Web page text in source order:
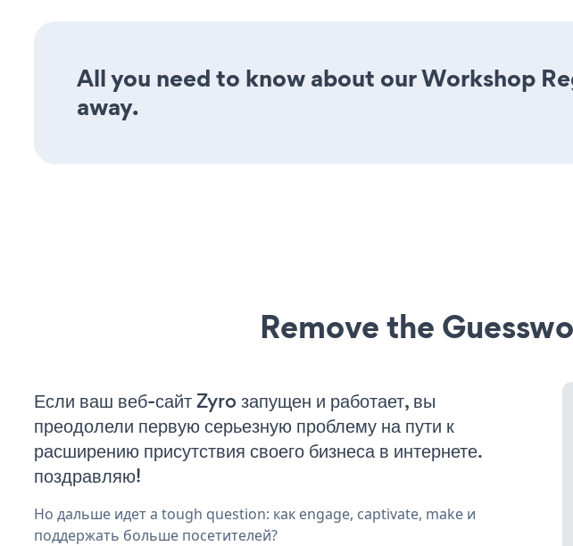
All you need to know about our Workshop
away.
Remove the
Если ваш веб-сайт Zyro запущен и работает, вы
преодолели первую серьезную проблему на пути к
расширению присутствия своего бизнеса в интернете.
поздравляю!
Но дальше идет a tough question: как engage, captivate, make и
поддержать больше посетителей?